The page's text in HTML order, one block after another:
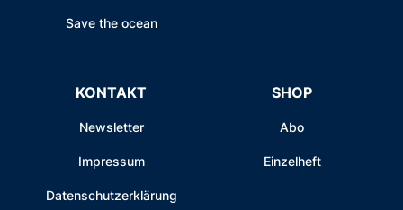
Save the ocean
KONTAKT
Newsletter
Impressum
Datenschutzerklärung
SHOP
Abo
Einzelheft